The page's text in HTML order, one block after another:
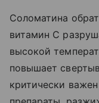
Соломатина
витамин C
высокой
повышает
критически